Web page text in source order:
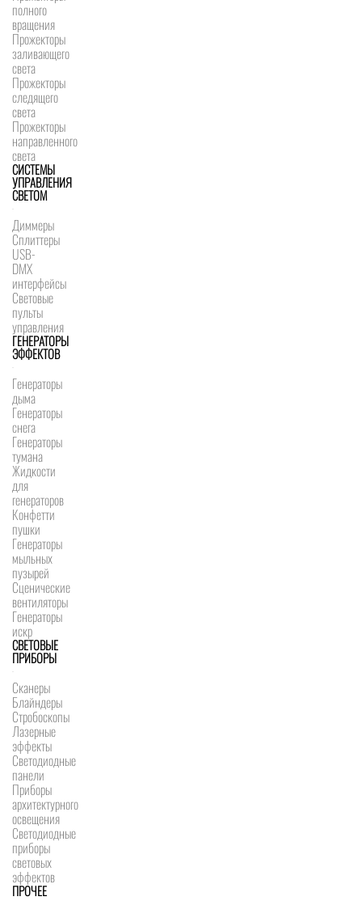
полного
вращения
Прожекторы
заливающего
света
Прожекторы
следящего
света
Прожекторы
направленного
света
СИСТЕМЫ
УПРАВЛЕНИЯ
СВЕТОМ
Диммеры
Сплиттеры
USB-
DMX
интерфейсы
Световые
пульты
управления
ГЕНЕРАТОРЫ
ЭФФЕКТОВ
Генераторы
дыма
Генераторы
снега
Генераторы
тумана
Жидкости
для
генераторов
Конфетти
пушки
Генераторы
мыльных
пузырей
Сценические
вентиляторы
Генераторы
искр
СВЕТОВЫЕ
ПРИБОРЫ
Сканеры
Блайндеры
Стробоскопы
Лазерные
эффекты
Светодиодные
панели
Приборы
архитектурного
освещения
Светодиодные
приборы
световых
эффектов
ПРОЧЕЕ